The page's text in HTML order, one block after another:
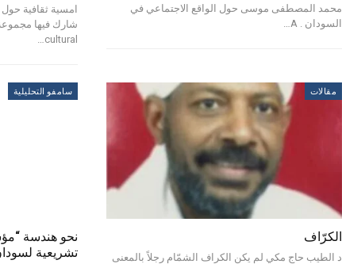
محمد المصطفى موسى حول الواقع الاجتماعي في
السودان . A…
امسية ثقافية
شارك فيها مجموعة
cultural…
مقالات
الكرّاف
د الطيب حاج مكي لم يكن الكراف الشمّام رجلاً بالمعنى
سامفو التحليلية
نحو هندسة
تشريعية